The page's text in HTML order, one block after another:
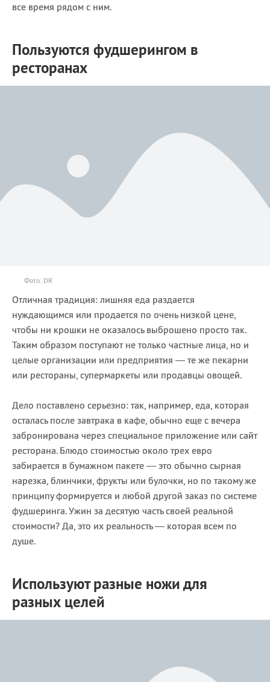
все время рядом с ним.
Пользуются фудшерингом в
ресторанах
Фото: DR
Отличная традиция: лишняя еда раздается
нуждающимся или продается по очень низкой цене,
чтобы ни крошки не оказалось выброшено просто так.
Таким образом поступают не только частные лица, но и
целые организации или предприятия — те же пекарни
или рестораны, супермаркеты или продавцы овощей.
Дело поставлено серьезно: так, например, еда, которая
осталась после завтрака в кафе, обычно еще с вечера
забронирована через специальное приложение или сайт
ресторана. Блюдо стоимостью около трех евро
забирается в бумажном пакете — это обычно сырная
нарезка, блинчики, фрукты или булочки, но по такому же
принципу формируется и любой другой заказ по системе
фудшеринга. Ужин за десятую часть своей реальной
стоимости? Да, это их реальность — которая всем по
душе.
Используют разные ножи для
разных целей